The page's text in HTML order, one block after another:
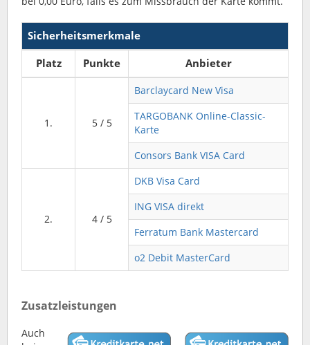
Sicherheitsmerkmale
Platz
Punkte Anbieter
1. 5 / 5
Barclaycard New Visa
TARGOBANK Online-Classic-
Karte
Consors Bank VISA Card
2. 4 / 5
DKB Visa Card
ING VISA direkt
Ferratum Bank Mastercard
o2 Debit MasterCard
Zusatzleistungen
Auch